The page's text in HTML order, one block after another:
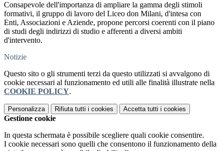
Consapevole dell'importanza di ampliare la gamma degli stimoli
formativi, il gruppo di lavoro del Liceo don Milani, d'intesa con
Enti, Associazioni e Aziende, propone percorsi coerenti con il piano
di studi degli indirizzi di studio e afferenti a diversi ambiti
d'intervento.
Notizie
Questo sito o gli strumenti terzi da questo utilizzati si avvalgono di
cookie necessari al funzionamento ed utili alle finalità illustrate nella
COOKIE POLICY.
Personalizza Rifiuta tutti i cookies Accetta tutti i cookies
Gestione cookie
In questa schermata è possibile scegliere quali cookie consentire.
I cookie necessari sono quelli che consentono il funzionamento della